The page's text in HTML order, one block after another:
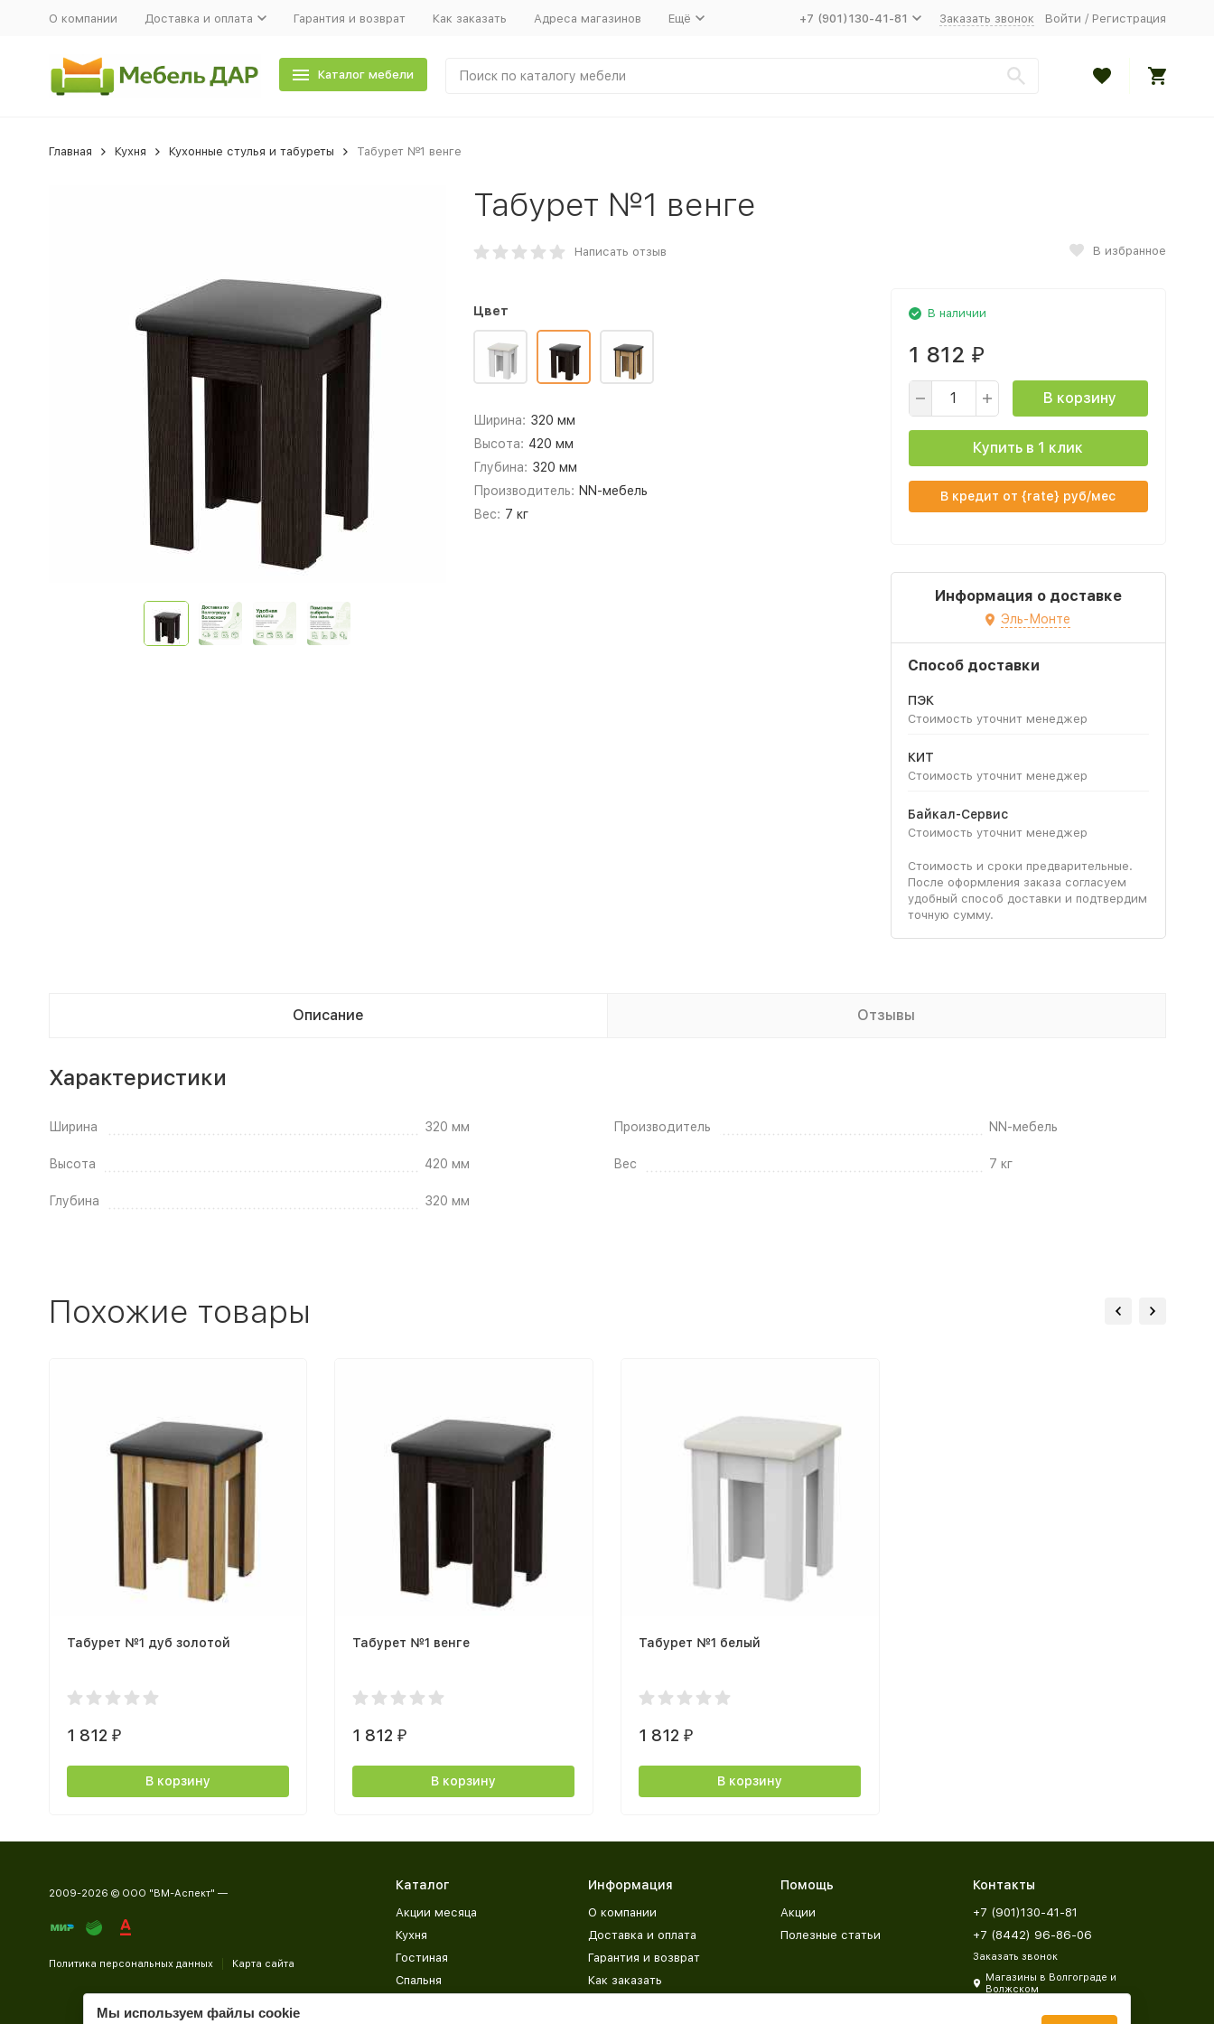
О компании Доставка и оплата Гарантия и возврат Как заказать Адреса магазинов Ещё +7 (901)130-41-81 Заказать звонок Войти / Регистрация
Каталог мебели
Главная Кухня Кухонные стулья и табуреты Табурет №1 венге
Табурет №1 венге
Написать отзыв В избранное
Цвет
Ширина: 320 мм
Высота: 420 мм
Глубина: 320 мм
Производитель: NN-мебель
Вес: 7 кг
В наличии
1 812 ₽
В корзину
Купить в 1 клик
В кредит от {rate} руб/мес
Информация о доставке
Эль-Монте
Способ доставки
ПЭК
Стоимость уточнит менеджер
КИТ
Стоимость уточнит менеджер
Байкал-Сервис
Стоимость уточнит менеджер
Стоимость и сроки предварительные.
После оформления заказа согласуем
удобный способ доставки и подтвердим
точную сумму.
Описание Отзывы
Характеристики
Ширина 320 мм
Высота 420 мм
Глубина 320 мм
Производитель NN-мебель
Вес 7 кг
Похожие товары
Табурет №1 дуб золотой
1 812 ₽
В корзину
Табурет №1 венге
1 812₽
В корзину
Табурет №1 белый
1 812 ₽
В корзину
2009-2026 © ООО "ВМ-Аспект" —
Политика персональных данных Карта сайта
Каталог
Акции месяца
Кухня
Гостиная
Спальня
Информация
О компании
Доставка и оплата
Гарантия и возврат
Как заказать
Помощь
Акции
Полезные статьи
Контакты
+7 (901)130-41-81
+7 (8442) 96-86-06
Заказать звонок
Магазины в Волгограде и
Волжском
Мы используем файлы cookie